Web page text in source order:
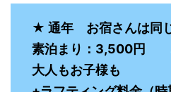
★ 通年 お宿さんは同
素泊まり：3,500円
大人もお子様も